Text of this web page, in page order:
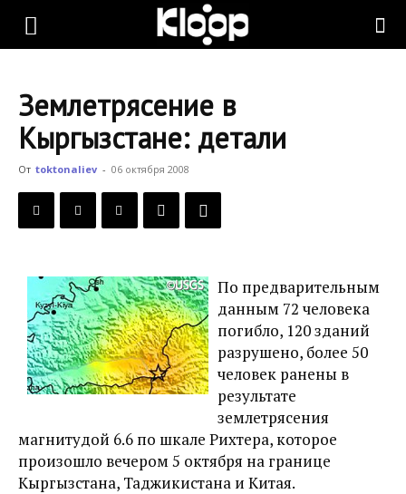
KLOOP.KG
Новости
Землетрясение в
Кыргызстане: детали
От toktonaliev - 06 октября 2008
По предварительным
данным 72 человека
погибло, 120 зданий
разрушено, более 50
человек ранены в
результате
землетрясения
магнитудой 6.6 по шкале Рихтера, которое
произошло вечером 5 октября на границе
Кыргызстана, Таджикистана и Китая.